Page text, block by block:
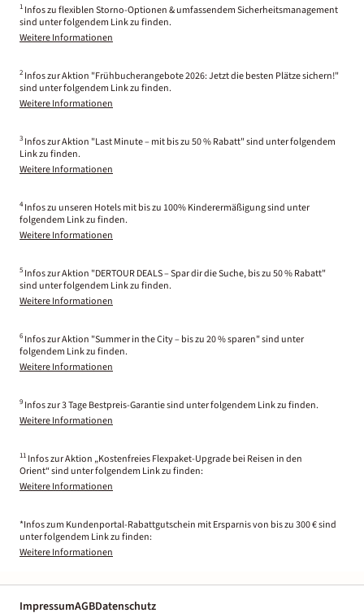
1 Infos zu flexiblen Storno-Optionen & umfassendem Sicherheitsmanagement
sind unter folgendem Link zu finden.
Weitere Informationen
2 Infos zur Aktion "Frühbucherangebote 2026: Jetzt die besten Plätze sichern!"
sind unter folgendem Link zu finden.
Weitere Informationen
3 Infos zur Aktion "Last Minute – mit bis zu 50 % Rabatt" sind unter folgendem
Link zu finden.
Weitere Informationen
4 Infos zu unseren Hotels mit bis zu 100% Kinderermäßigung sind unter
folgendem Link zu finden.
Weitere Informationen
5 Infos zur Aktion "DERTOUR DEALS – Spar dir die Suche, bis zu 50 % Rabatt"
sind unter folgendem Link zu finden.
Weitere Informationen
6 Infos zur Aktion "Summer in the City – bis zu 20 % sparen" sind unter
folgendem Link zu finden.
Weitere Informationen
9 Infos zur 3 Tage Bestpreis-Garantie sind unter folgendem Link zu finden.
Weitere Informationen
11 Infos zur Aktion „Kostenfreies Flexpaket-Upgrade bei Reisen in den
Orient“ sind unter folgendem Link zu finden:
Weitere Informationen
*Infos zum Kundenportal-Rabattgutschein mit Ersparnis von bis zu 300 € sind
unter folgendem Link zu finden:
Weitere Informationen
ImpressumAGBDatenschutz